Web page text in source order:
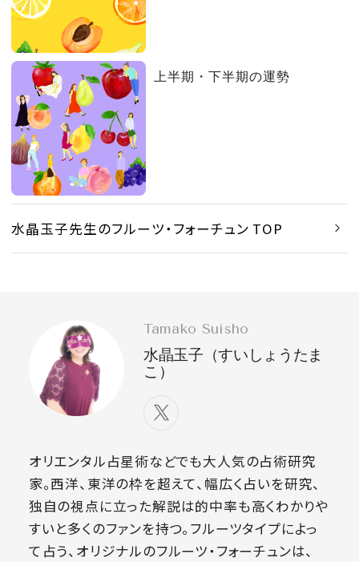
上半期・下半期の運勢
水晶玉子先生のフルーツ・フォーチュン TOP
Tamako Suisho
水晶玉子（すいしょうたま
こ）
オリエンタル占星術などでも大人気の占術研究
家。西洋、東洋の枠を超えて、幅広く占いを研究、
独自の視点に立った解説は的中率も高くわかりや
すいと多くのファンを持つ。フルーツタイプによっ
て占う、オリジナルのフルーツ・フォーチュンは、